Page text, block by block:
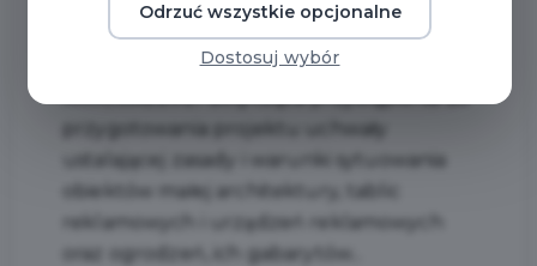
27 września 2021 r. radni miasta Pruszcz
Gdański przyjęli Uchwałę nr
ustalającej zasady i warunki sytuowania
obiektów małej architektury, tablic
reklamowych i urządzeń reklamowych
oraz ogrodzeń, ich gabarytów...
Odrzuć wszystkie opcjonalne
Dostosuj wybór